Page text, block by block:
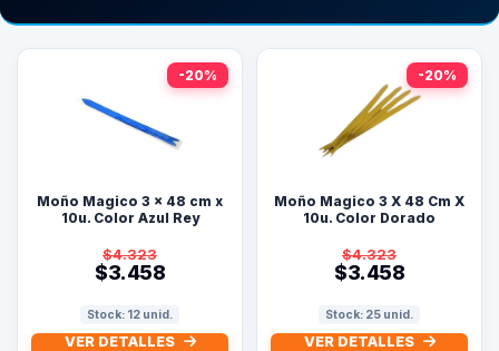
-20%
Moño Magico 3 x 48 cm x
10u. Color Azul Rey
$4.323
$3.458
Stock: 12 unid.
VER DETALLES
-20%
Moño Magico 3 X 48 Cm X
10u. Color Dorado
$4.323
$3.458
Stock: 25 unid.
VER DETALLES